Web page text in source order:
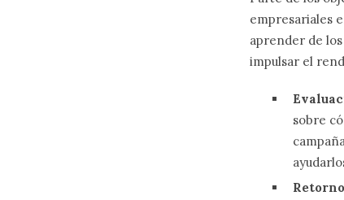
empresariales
aprender de
impulsar el
sobre